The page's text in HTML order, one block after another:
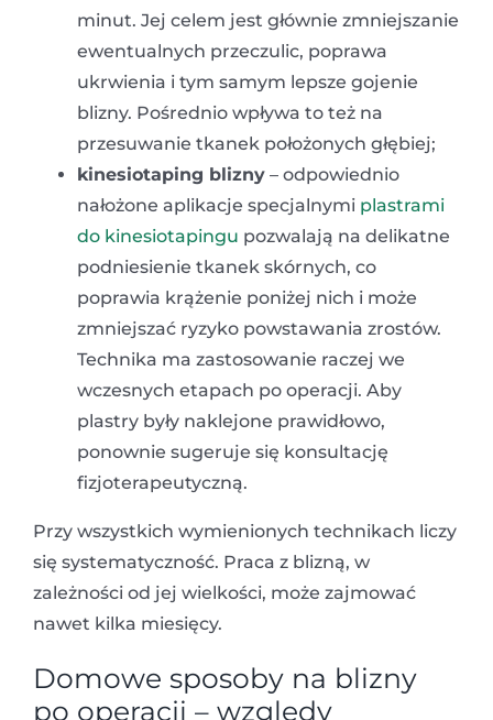
minut. Jej celem jest głównie zmniejszanie
ewentualnych przeczulic, poprawa
ukrwienia i tym samym lepsze gojenie
blizny. Pośrednio wpływa to też na
przesuwanie tkanek położonych głębiej;
kinesiotaping blizny – odpowiednio
nałożone aplikacje specjalnymi plastrami
do kinesiotapingu pozwalają na delikatne
podniesienie tkanek skórnych, co
poprawia krążenie poniżej nich i może
zmniejszać ryzyko powstawania zrostów.
Technika ma zastosowanie raczej we
wczesnych etapach po operacji. Aby
plastry były naklejone prawidłowo,
ponownie sugeruje się konsultację
fizjoterapeutyczną.
Przy wszystkich wymienionych technikach liczy
się systematyczność. Praca z blizną, w
zależności od jej wielkości, może zajmować
nawet kilka miesięcy.
Domowe sposoby na blizny
po operacji – względy